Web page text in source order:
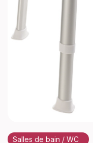
Salles de bain / WC